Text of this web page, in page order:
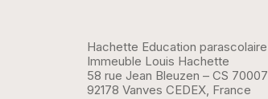
Hachette Education parascolaire
Immeuble Louis Hachette
58 rue Jean Bleuzen – CS 70007
92178 Vanves CEDEX, France